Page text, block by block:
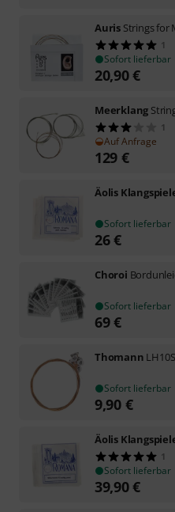
Auris Strings for
1
Sofort lieferbar
20,90€
Meerklang
1
Auf Anfrage
129 €
Äolis
Sofort lieferbar
26€
Choroi
Sofort lieferbar
69€
Thomann
Sofort lieferbar
9,90 €
Äolis
1
Sofort lieferbar
39,90€